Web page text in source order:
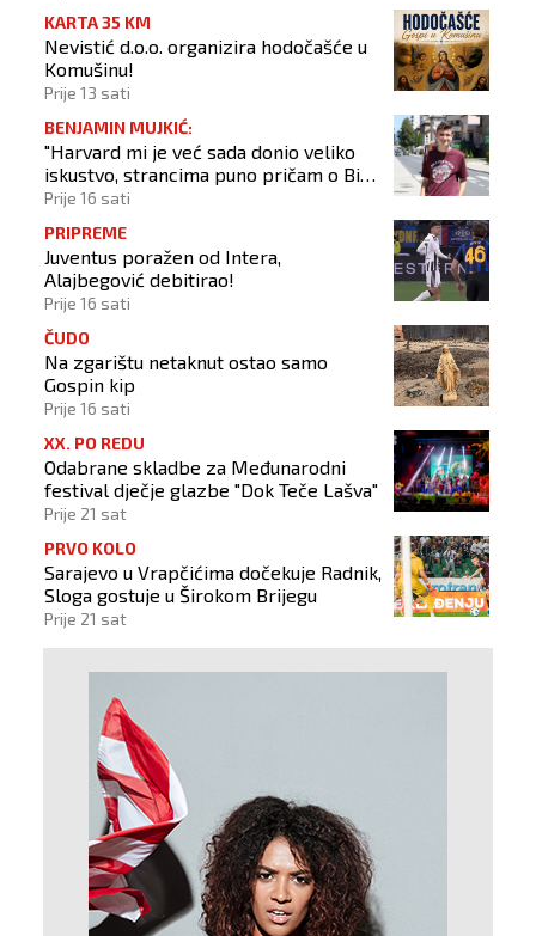
KARTA 35 KM
Nevistić d.o.o. organizira hodočašće u
Komušinu!
Prije 13 sati
BENJAMIN MUJKIĆ:
"Harvard mi je već sada donio veliko
iskustvo, strancima puno pričam o BiH
i Novom Travniku"
Prije 16 sati
PRIPREME
Juventus poražen od Intera,
Alajbegović debitirao!
Prije 16 sati
ČUDO
Na zgarištu netaknut ostao samo
Gospin kip
Prije 16 sati
XX. PO REDU
Odabrane skladbe za Međunarodni
festival dječje glazbe "Dok Teče Lašva"
Prije 21 sat
PRVO KOLO
Sarajevo u Vrapčićima dočekuje Radnik,
Sloga gostuje u Širokom Brijegu
Prije 21 sat